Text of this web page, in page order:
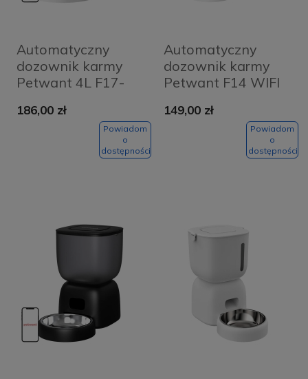
Automatyczny
dozownik karmy
Petwant 4L F17-
186,00 zł
Powiadom
o
dostępności
Automatyczny
dozownik karmy
Petwant F14 WIFI
149,00 zł
Powiadom
o
dostępności